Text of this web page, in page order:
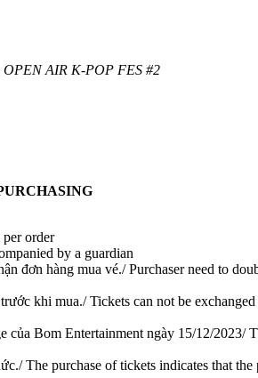
OPEN AIR K-POP FES #2
order
by a guardian
hàng mua vé./ Purchaser need to
khi mua./ Tickets can not be
Bom Entertainment ngày 15/12/2023/
The purchase of tickets indicates that